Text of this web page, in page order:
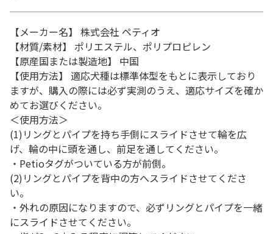
【メーカー名】 株式会社 ペティオ
【材質/素材】 ポリエステル、ポリプロピレン
【原産国または製造地】 中国
【使用方法】 適応犬種は標準体型をもとに表示しており
ますが、購入の際には必ず実測のうえ、適応サイズを確か
めてお選びください。
＜使用方法＞
(1)リングとパイプを持ち手側にスライドさせて輪を広
げ、輪の中に頭を通し、前足を通してください。
・Petioタグがついている方が前側。
(2)リングとパイプを背中の方へスライドさせてくださ
い。
・外れの原因になりますので、必ずリングとパイプを一緒
にスライドさせてください。